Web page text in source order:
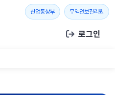
산업통상부새 창 열기무역안보관리원 새
로그인